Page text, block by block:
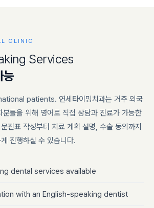
CLINIC
king Services
능
patients. 연세타이밍치과는 거주 외국
분들을 위해 영어로 직접 상담과 진료가 가능한
진표 작성부터 치료 계획 설명, 수술 동의까지
진행하실 수 있습니다.
dental services available
with an English-speaking dentist